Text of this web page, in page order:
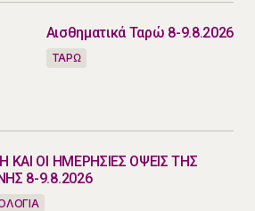
Αισθηματικά Ταρώ 8-9.8.2026
ΤΑΡΩ
ΚΑΙ ΟΙ ΗΜΕΡΗΣΙΕΣ ΟΨΕΙΣ ΤΗΣ
8-9.8.2026